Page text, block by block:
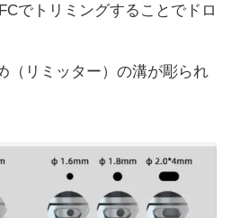
でトリミングすることでドロ
（リミッター）の溝が彫られ